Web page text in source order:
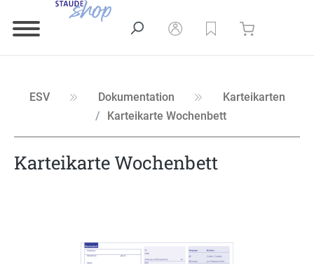
ESV Dokumentation
Karteikarten
Karteikarte Wochenbett
Karteikarte Wochenbett